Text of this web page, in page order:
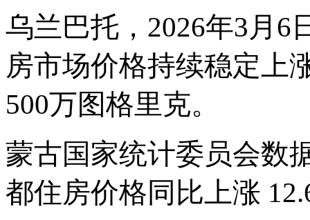
乌兰巴托， 2026年3月
房市场价格持续稳定上
500万图格里克。
蒙古国家统计委员会数
都住房价格同比上涨